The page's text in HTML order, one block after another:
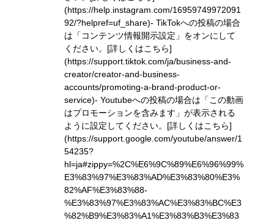
(https://help.instagram.com/16959749972091
92/?helpref=uf_share)- TikTokへの投稿の場合
は「コンテンツ情報開示設定」をオンにして
ください。 [詳しくはこちら]
(https://support.tiktok.com/ja/business-and-
creator/creator-and-business-
accounts/promoting-a-brand-product-or-
service)- Youtubeへの投稿の場合は「この動画
はプロモーションを含みます」が表示される
ように設定してください。 [詳しくはこちら]
(https://support.google.com/youtube/answer/1
54235?
hl=ja#zippy=%2C%E6%9C%89%E6%96%99%
E3%83%97%E3%83%AD%E3%83%80%E3%
82%AF%E3%83%88-
%E3%83%97%E3%83%AC%E3%83%BC%E3
%82%B9%E3%83%A1%E3%83%B3%E3%83